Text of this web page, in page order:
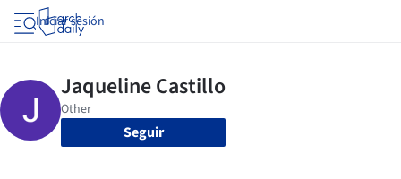
Iniciar sesión
Seguir